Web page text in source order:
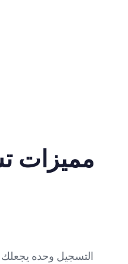
مميزات
التسجيل وحده يجعلك